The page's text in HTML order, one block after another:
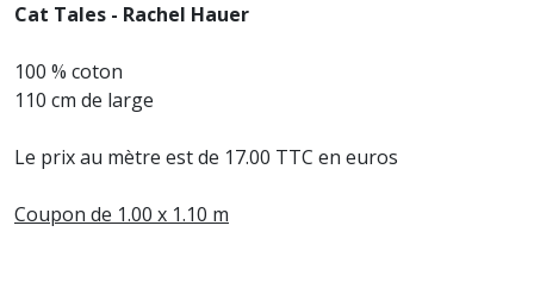
Cat Tales - Rachel Hauer
100 % coton
110 cm de large
Le prix au mètre est de 17.00 TTC en euros
Coupon de 1.00 x 1.10 m